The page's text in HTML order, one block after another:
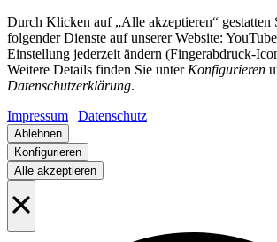
Durch Klicken auf „Alle akzeptieren“ gestatten
folgender Dienste auf unserer Website:
Einstellung jederzeit ändern (Fingerabdruck-
Weitere Details finden Sie unter Konfigurieren
Datenschutzerklärung.
Impressum | Datenschutz
Ablehnen
Konfigurieren
Alle akzeptieren